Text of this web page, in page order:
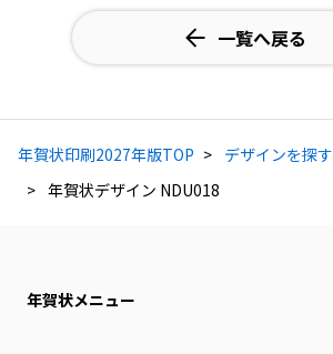
一覧へ戻る
年賀状印刷2027年版TOP
デザインを探す
年賀状デザイン NDU018
年賀状メニュー